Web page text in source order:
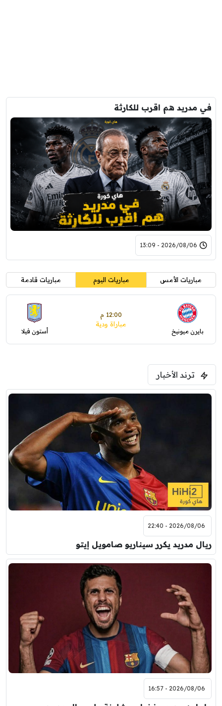
في مدريد هم اقرب للكارثة
2026/08/06 - 13:09
مباريات الأمس مباريات اليوم مباريات قادمة
بايرن ميونيخ
12:00 م
مباراة ودية
أستون فيلا
ترند الأخبار
2026/08/06 - 22:40
ريال مدريد يكرر سيناريو صامويل إيتو
2026/08/06 - 16:57